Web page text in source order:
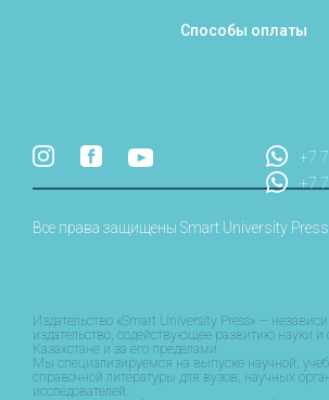
Способы оплаты
+7
+7
Все права защищены Smart University
Издательство «Smart University Press» —
издательство, содействующее развитию науки и
Казахстане и за его пределами.
Мы специализируемся на выпуске научной,
справочной литературы для вузов, научных
исследователей.